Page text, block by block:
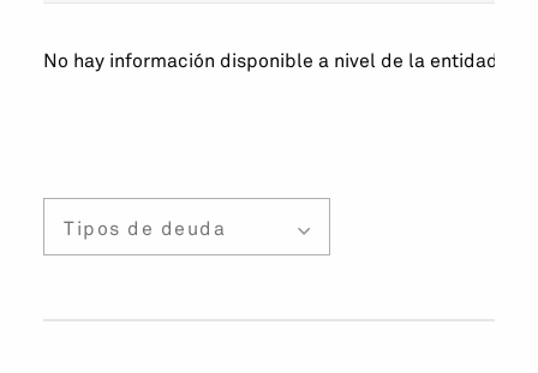
No hay información disponible a nivel de la entidad.
Tipos de deuda